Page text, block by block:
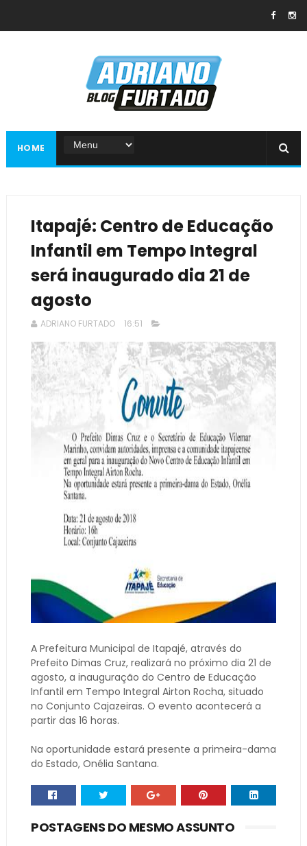
HOME
Itapajé: Centro de Educação
Infantil em Tempo Integral
será inaugurado dia 21 de
agosto
ADRIANO FURTADO 16:51
A Prefeitura Municipal de Itapajé, através do
Prefeito Dimas Cruz, realizará no próximo dia 21 de
agosto, a inauguração do Centro de Educação
Infantil em Tempo Integral Airton Rocha, situado
no Conjunto Cajazeiras. O evento acontecerá a
partir das 16 horas.
Na oportunidade estará presente a primeira-dama
do Estado, Onélia Santana.
POSTAGENS DO MESMO ASSUNTO